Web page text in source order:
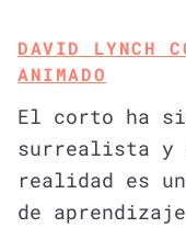
DAVID LYNCH
ANIMADO
El corto ha
surrealista y
realidad es
de